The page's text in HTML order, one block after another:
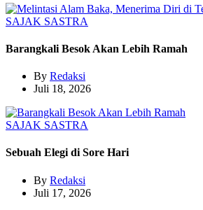
SAJAK SASTRA
Barangkali Besok Akan Lebih Ramah
By Redaksi
Juli 18, 2026
SAJAK SASTRA
Sebuah Elegi di Sore Hari
By Redaksi
Juli 17, 2026